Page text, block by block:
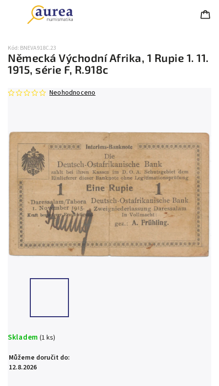
Německá Východní Afrika, 1 Rupie 1. 11.
1915, série F, R.918c
Kód: BNEVA918C.23
Neohodnoceno
Skladem (1 ks)
Můžeme doručit do:
12.8.2026